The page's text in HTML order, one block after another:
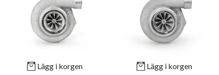
Lägg i korgen Lägg i korgen